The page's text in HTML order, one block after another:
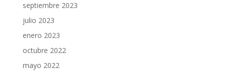
septiembre 2023
julio 2023
enero 2023
octubre 2022
mayo 2022